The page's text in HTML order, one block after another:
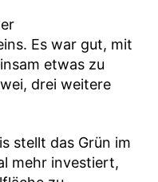
Es war gut, mit
etwas zu
drei weitere
stellt das Grün im
mehr investiert,